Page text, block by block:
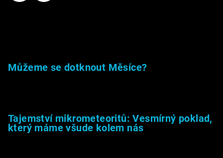
Můžeme se dotknout Měsíce?
Tajemství mikrometeoritů: Vesmírný poklad,
který máme všude kolem nás